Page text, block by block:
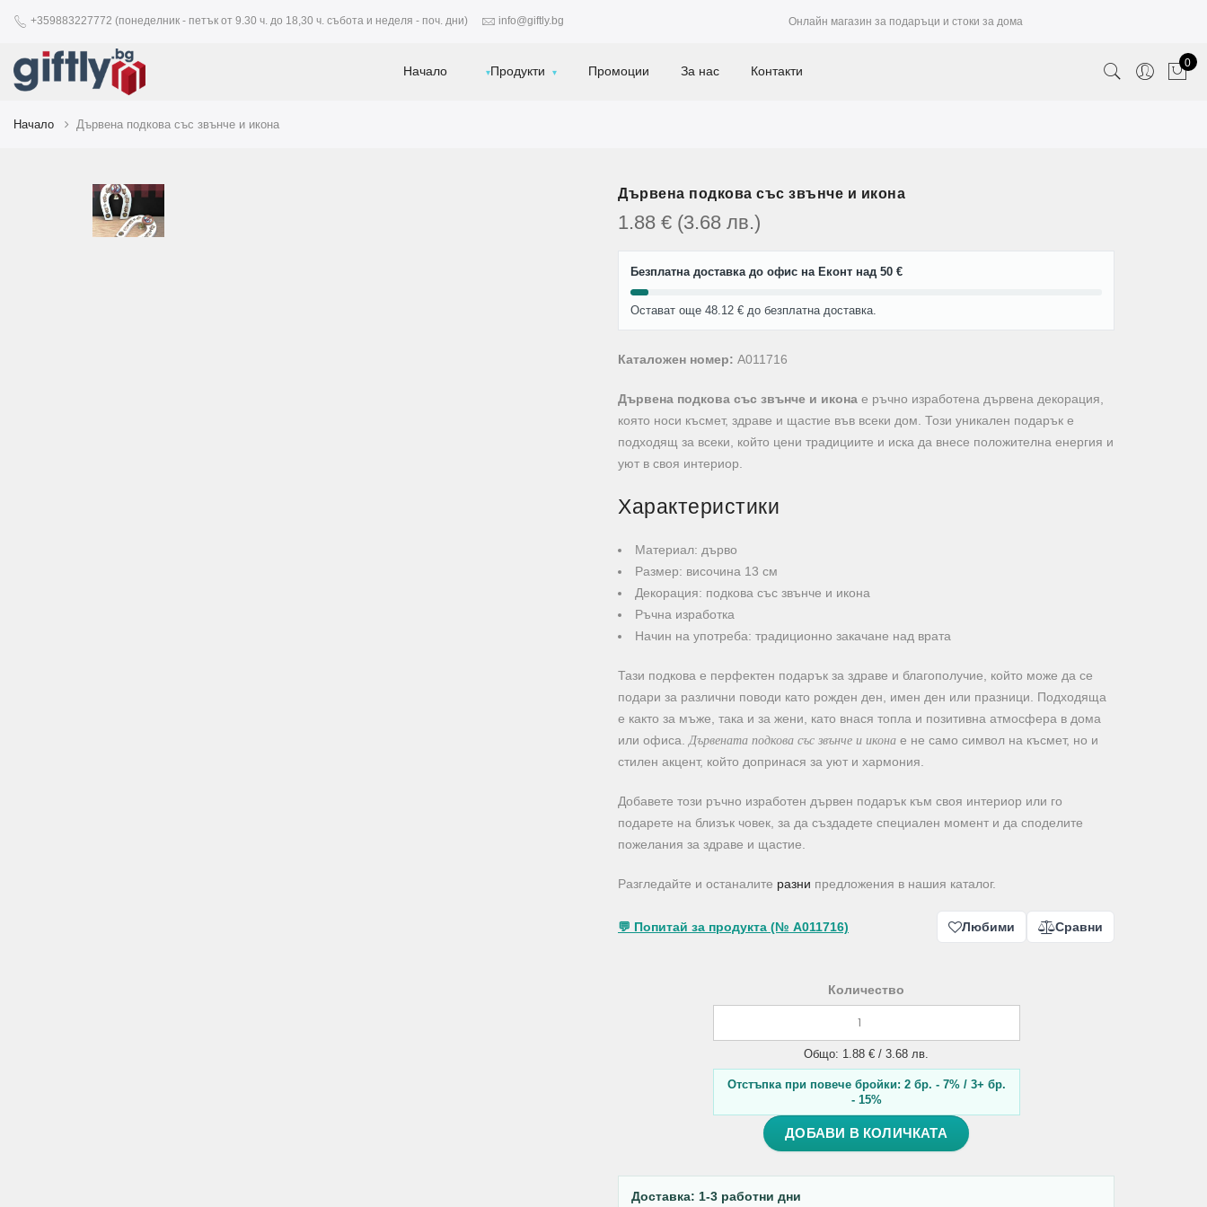
+359883227772 (понеделник - петък от 9.30 ч. до 18,30 ч. събота и неделя - поч. дни) info@giftly.bg Онлайн магазин за подаръци и стоки за дома
Начало Продукти Промоции За нас Контакти 0
Начало Дървена подкова със звънче и икона
Дървена подкова със звънче и икона
1.88 € (3.68 лв.)
Безплатна доставка до офис на Еконт над 50 €
Остават още 48.12 € до безплатна доставка.
Каталожен номер: A011716
Дървена подкова със звънче и икона е ръчно изработена дървена декорация,
която носи късмет, здраве и щастие във всеки дом. Този уникален подарък е
подходящ за всеки, който цени традициите и иска да внесе положителна енергия и
уют в своя интериор.
Характеристики
Материал: дърво
Размер: височина 13 см
Декорация: подкова със звънче и икона
Ръчна изработка
Начин на употреба: традиционно закачане над врата
Тази подкова е перфектен подарък за здраве и благополучие, който може да се
подари за различни поводи като рожден ден, имен ден или празници. Подходяща
е както за мъже, така и за жени, като внася топла и позитивна атмосфера в дома
или офиса. Дървената подкова със звънче и икона е не само символ на късмет, но и
стилен акцент, който допринася за уют и хармония.
Добавете този ръчно изработен дървен подарък към своя интериор или го
подарете на близък човек, за да създадете специален момент и да споделите
пожелания за здраве и щастие.
Разгледайте и останалите разни предложения в нашия каталог.
💬 Попитай за продукта (№ A011716) Любими Сравни
Количество
Общо: 1.88 € / 3.68 лв.
Отстъпка при повече бройки: 2 бр. - 7% / 3+ бр.
- 15%
ДОБАВИ В КОЛИЧКАТА
Доставка: 1-3 работни дни